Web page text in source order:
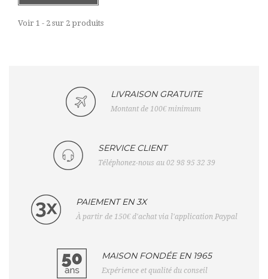
Voir 1 - 2 sur 2 produits
LIVRAISON GRATUITE
Montant de 100€ minimum
SERVICE CLIENT
Téléphonez-nous au 02 98 95 32 39
PAIEMENT EN 3X
À partir de 150€ d'achat via l'application Paypal
MAISON FONDÉE EN 1965
Expérience et qualité du conseil